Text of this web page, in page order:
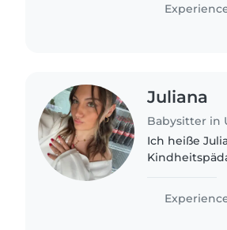
Juliana
Babysitter in
Ich heiße
neue Sachen